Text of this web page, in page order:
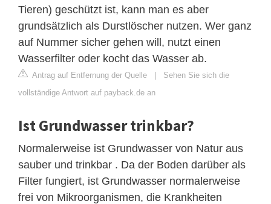
Tieren) geschützt ist, kann man es aber
grundsätzlich als Durstlöscher nutzen. Wer ganz
auf Nummer sicher gehen will, nutzt einen
Wasserfilter oder kocht das Wasser ab.
Antrag auf Entfernung der Quelle | Sehen Sie sich die
vollständige Antwort auf payback.de an
Ist Grundwasser trinkbar?
Normalerweise ist Grundwasser von Natur aus
sauber und trinkbar . Da der Boden darüber als
Filter fungiert, ist Grundwasser normalerweise
frei von Mikroorganismen, die Krankheiten